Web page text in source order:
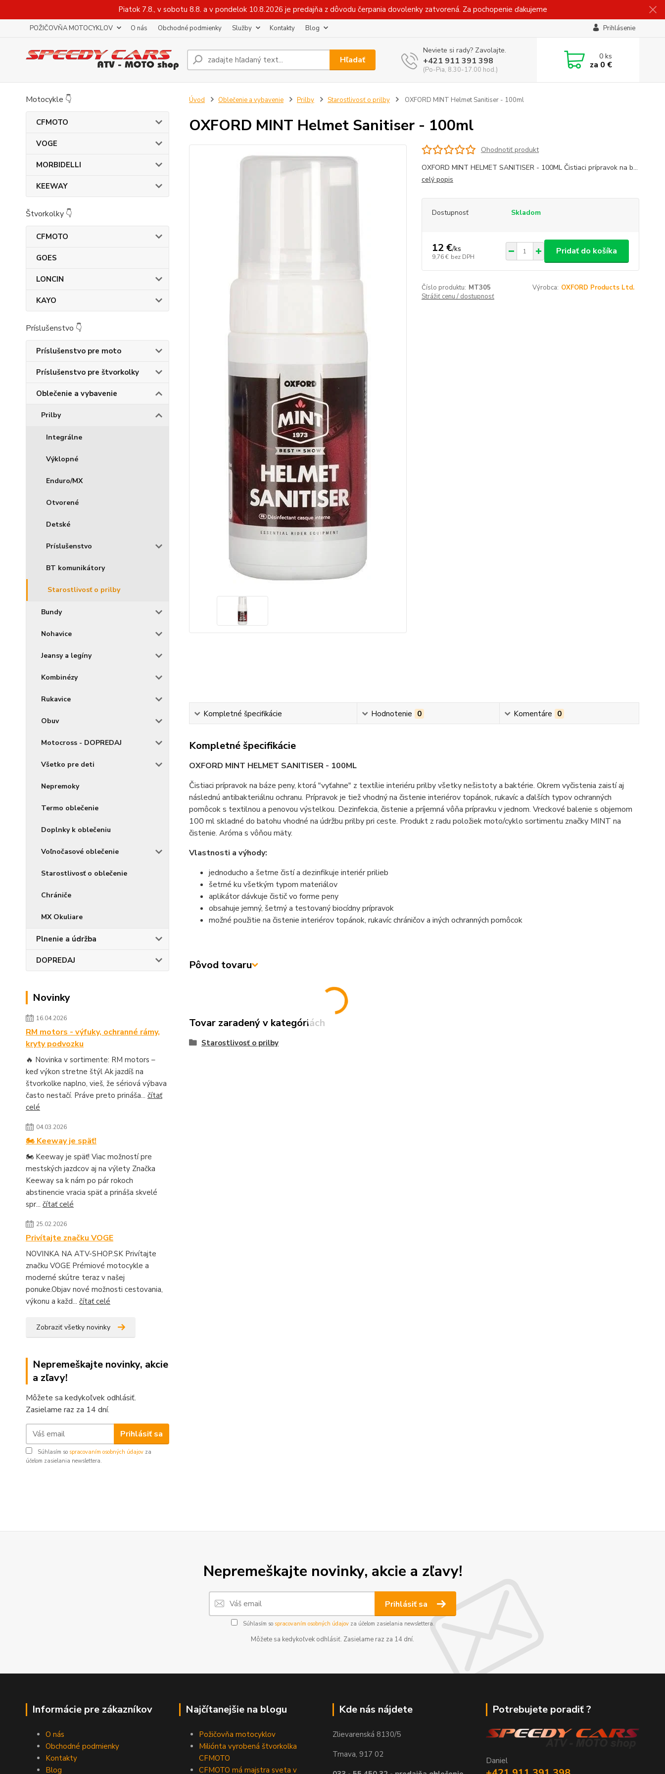
Piatok 7.8., v sobotu 8.8. a v pondelok 10.8.2026 je predajňa z dôvodu čerpania dovolenky zatvorená. Za pochopenie ďakujeme
POŽIČOVŇA MOTOCYKLOV O nás Obchodné podmienky Služby Kontakty Blog Prihlásenie
Hľadať
Neviete si rady? Zavolajte.
+421 911 391 398
(Po-Pia, 8.30-17.00 hod.)
0ks
za 0 €
Motocykle 👇
CFMOTO
VOGE
MORBIDELLI
KEEWAY
Štvorkolky 👇
CFMOTO
GOES
LONCIN
KAYO
Príslušenstvo 👇
Príslušenstvo pre moto
Príslušenstvo pre štvorkolky
Oblečenie a vybavenie
Prilby
Integrálne
Výklopné
Enduro/MX
Otvorené
Detské
Príslušenstvo
BT komunikátory
Starostlivosť o prilby
Bundy
Nohavice
Jeansy a legíny
Kombinézy
Rukavice
Obuv
Motocross - DOPREDAJ
Všetko pre deti
Nepremoky
Termo oblečenie
Doplnky k oblečeniu
Voľnočasové oblečenie
Starostlivosť o oblečenie
Chrániče
MX Okuliare
Plnenie a údržba
DOPREDAJ
Novinky
16.04.2026
RM motors - výfuky, ochranné rámy,
kryty podvozku
🔥 Novinka v sortimente: RM motors –
keď výkon stretne štýl Ak jazdíš na
štvorkolke naplno, vieš, že sériová výbava
často nestačí. Práve preto prináša... čítať
celé
04.03.2026
🏍️ Keeway je späť!
🏍️ Keeway je späť! Viac možností pre
mestských jazdcov aj na výlety Značka
Keeway sa k nám po pár rokoch
abstinencie vracia späť a prináša skvelé
spr... čítať celé
25.02.2026
Privítajte značku VOGE
NOVINKA NA ATV-SHOP.SK Privítajte
značku VOGE Prémiové motocykle a
moderné skútre teraz v našej
ponuke.Objav nové možnosti cestovania,
výkonu a každ... čítať celé
Zobraziť všetky novinky
Nepremeškajte novinky, akcie
a zľavy!
Môžete sa kedykoľvek odhlásiť.
Zasielame raz za 14 dní.
Prihlásiť sa
Súhlasím so spracovaním osobných údajov za
účelom zasielania newslettera.
Úvod Oblečenie a vybavenie Prilby Starostlivosť o prilby OXFORD MINT Helmet Sanitiser - 100ml
OXFORD MINT Helmet Sanitiser - 100ml
Ohodnotiť produkt
OXFORD MINT HELMET SANITISER - 100ML Čistiaci prípravok na b...
celý popis
Dostupnosť Skladom
12 €/ks
9,76 € bez DPH
Pridať do košíka
Číslo produktu: MT305 Výrobca: OXFORD Products Ltd.
Strážiť cenu / dostupnosť
Kompletné špecifikácie Hodnotenie 0 Komentáre 0
Kompletné špecifikácie
OXFORD MINT HELMET SANITISER - 100ML
Čistiaci prípravok na báze peny, ktorá "vyťahne" z textílie interiéru prilby všetky nešistoty a baktérie. Okrem vyčistenia zaistí aj
následnú antibakteriálnu ochranu. Prípravok je tiež vhodný na čistenie interiérov topánok, rukavíc a ďalších typov ochranných
pomôcok s textilnou a penovou výstelkou. Dezinfekcia, čistenie a príjemná vôňa prípravku v jednom. Vreckové balenie s objemom
100 ml skladné do batohu vhodné na údržbu prilby pri ceste. Produkt z radu položiek moto/cyklo sortimentu značky MINT na
čistenie. Aróma s vôňou mäty.
Vlastnosti a výhody:
jednoducho a šetrne čistí a dezinfikuje interiér prilieb
šetrné ku všetkým typom materiálov
aplikátor dávkuje čistič vo forme peny
obsahuje jemný, šetrný a testovaný biocídny prípravok
možné použitie na čistenie interiérov topánok, rukavíc chráničov a iných ochranných pomôcok
Pôvod tovaru
Tovar zaradený v kategóriách
Starostlivosť o prilby
Nepremeškajte novinky, akcie a zľavy!
Prihlásiť sa
Súhlasím so spracovaním osobných údajovza účelom zasielania newslettera.
Môžete sa kedykoľvek odhlásiť. Zasielame raz za 14 dní.
Informácie pre zákazníkov
O nás
Obchodné podmienky
Kontakty
Blog
Najčítanejšie na blogu
Požičovňa motocyklov
Miliónta vyrobená štvorkolka
CFMOTO
CFMOTO má majstra sveta v
Kde nás nájdete
Zlievarenská 8130/5
Trnava, 917 02
Potrebujete poradiť ?
Daniel